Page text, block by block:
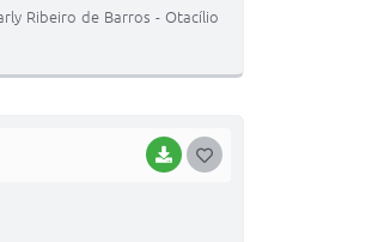
Ribeiro de Barros - Otacílio
BAIXAR